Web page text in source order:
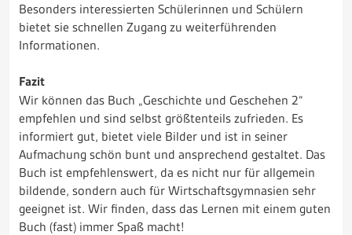
Besonders interessierten Schülerinnen und Schülern
bietet sie schnellen Zugang zu weiterführenden
Informationen.
Fazit
Wir können das Buch „Geschichte und Geschehen 2“
empfehlen und sind selbst größtenteils zufrieden. Es
informiert gut, bietet viele Bilder und ist in seiner
Aufmachung schön bunt und ansprechend gestaltet. Das
Buch ist empfehlenswert, da es nicht nur für allgemein
bildende, sondern auch für Wirtschaftsgymnasien sehr
geeignet ist. Wir finden, dass das Lernen mit einem guten
Buch (fast) immer Spaß macht!